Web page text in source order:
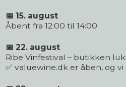
📅 15. august
Åbent fra 12:00 til 14:00
📅 22. august
Ribe Vinfestival – butikken
✅ valuewine.dk er åben, og